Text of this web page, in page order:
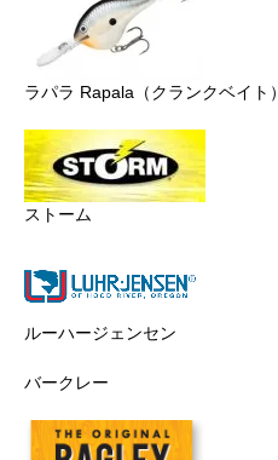
ラパラ Rapala（クランクベイト）
ストーム
ルーハージェンセン
バークレー